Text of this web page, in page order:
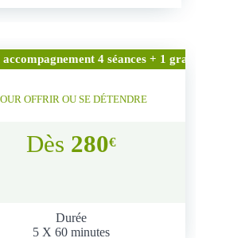
4 séances + 1 gratuite
OFFRIR OU SE DÉTENDRE
Dès 280€
Durée
5 X 60 minutes